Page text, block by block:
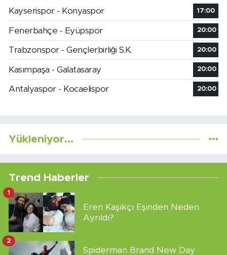
Kayserispor - Konyaspor
17:00
Fenerbahçe - Eyüpspor 20:00
Trabzonspor - Gençlerbirliği S.K. 20:00
Kasımpaşa - Galatasaray 20:00
Antalyaspor - Kocaelispor 20:00
Yükleniyor...
Trend Haberler
Eren Kaşıkçı Eşinden Neden
Ayrıldı?
1
Spiderman Brand New Day
2